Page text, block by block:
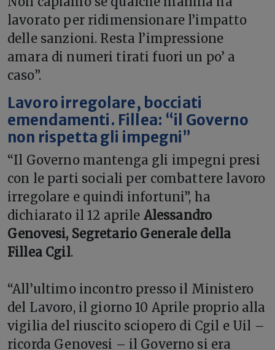
lavorato per ridimensionare l’impatto
delle sanzioni. Resta l’impressione
amara di numeri tirati fuori un po’ a
caso”.
Lavoro irregolare, bocciati
emendamenti. Fillea: “il Governo
non rispetta gli impegni”
“Il Governo mantenga gli impegni presi
con le parti sociali per combattere lavoro
irregolare e quindi infortuni”, ha
dichiarato il 12 aprile Alessandro
Genovesi, Segretario Generale della
Fillea Cgil.
“All’ultimo incontro presso il Ministero
del Lavoro, il giorno 10 Aprile proprio alla
vigilia del riuscito sciopero di Cgil e Uil –
ricorda Genovesi – il Governo si era